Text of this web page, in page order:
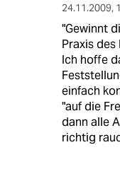
24.11.2009,
"Gewinnt
Praxis
Ich hoffe
einfach
"auf die
dann alle
richtig